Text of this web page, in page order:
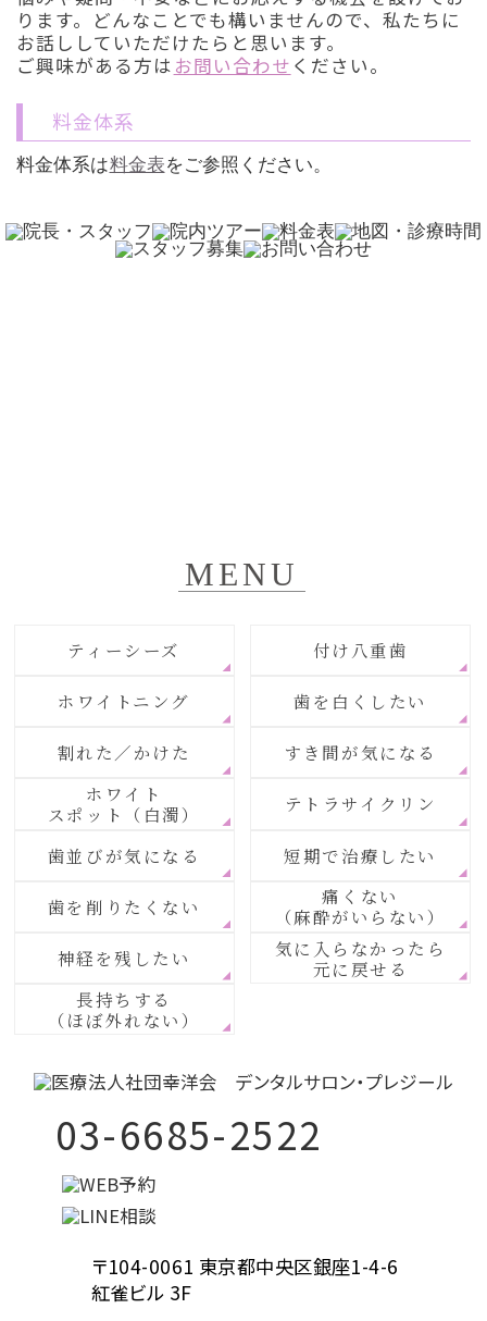
ります。どんなことでも構いませんので、私たちに
お話ししていただけたらと思います。
ご興味がある方は お問い合わせ ください。
料金体系
料金体系は料金表をご参照ください。
MENU
ティーシーズ 付け八重歯
ホワイトニング 歯を白くしたい
割れた／かけた
すき間が気になる
ホワイト
スポット（白濁）
テトラサイクリン
歯並びが気になる 短期で治療したい
歯を削りたくない
痛くない
（麻酔がいらない）
神経を残したい
気に入らなかったら
元に戻せる
長持ちする
（ほぼ外れない）
03-6685-2522
〒104-0061 東京都中央区銀座1-4-6
紅雀ビル 3F